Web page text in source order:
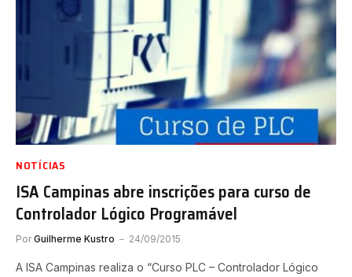
NOTÍCIAS
ISA Campinas abre inscrições para curso de
Controlador Lógico Programável
Por Guilherme Kustro 24/09/2015
A ISA Campinas realiza o “Curso PLC – Controlador Lógico